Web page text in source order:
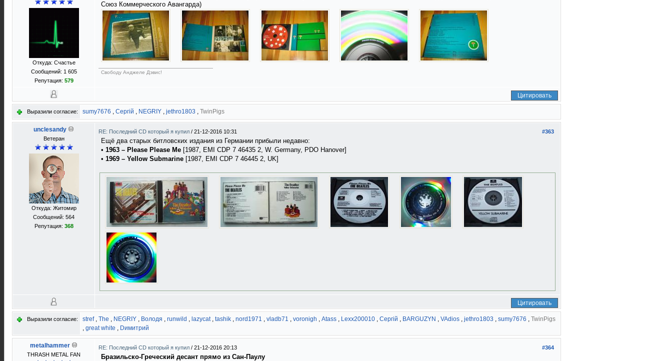
Откуда: Счастье
Сообщений: 1 605
Репутация: 579
Союз Коммерческого Авангарда)
Свободу Анджеле Дэвис!
Цитировать
Выразили согласие: sumy7676 , Сергій , NEGRIY , jethro1803 , TwinPigs
unclesandy
Ветеран
Откуда: Житомир
Сообщений: 564
Репутация: 368
#363
RE: Последний CD который я купил / 21-12-2016 10:31
Ещё два старых битловских издания из Германии прибыли недавно:
• 1963 – Please Please Me [1987, EMI CDP 7 46435 2, W. Germany, PDO Hanover]
• 1969 – Yellow Submarine [1987, EMI CDP 7 46445 2, UK]
Цитировать
Выразили согласие: stref, The , NEGRIY , Володя , runwild , lazycat, tashik , nord1971 , vladb71 , voronigh , Atass , Lexx200010 , Сергій , BARGUZYN , VAdios , jethro1803 , sumy7676 , TwinPigs
, great white , Dимитрий
metalhammer
THRASH METAL FAN
#364
RE: Последний CD который я купил / 21-12-2016 20:13
Бразильско-Греческий десант прямо из Сан-Паулу